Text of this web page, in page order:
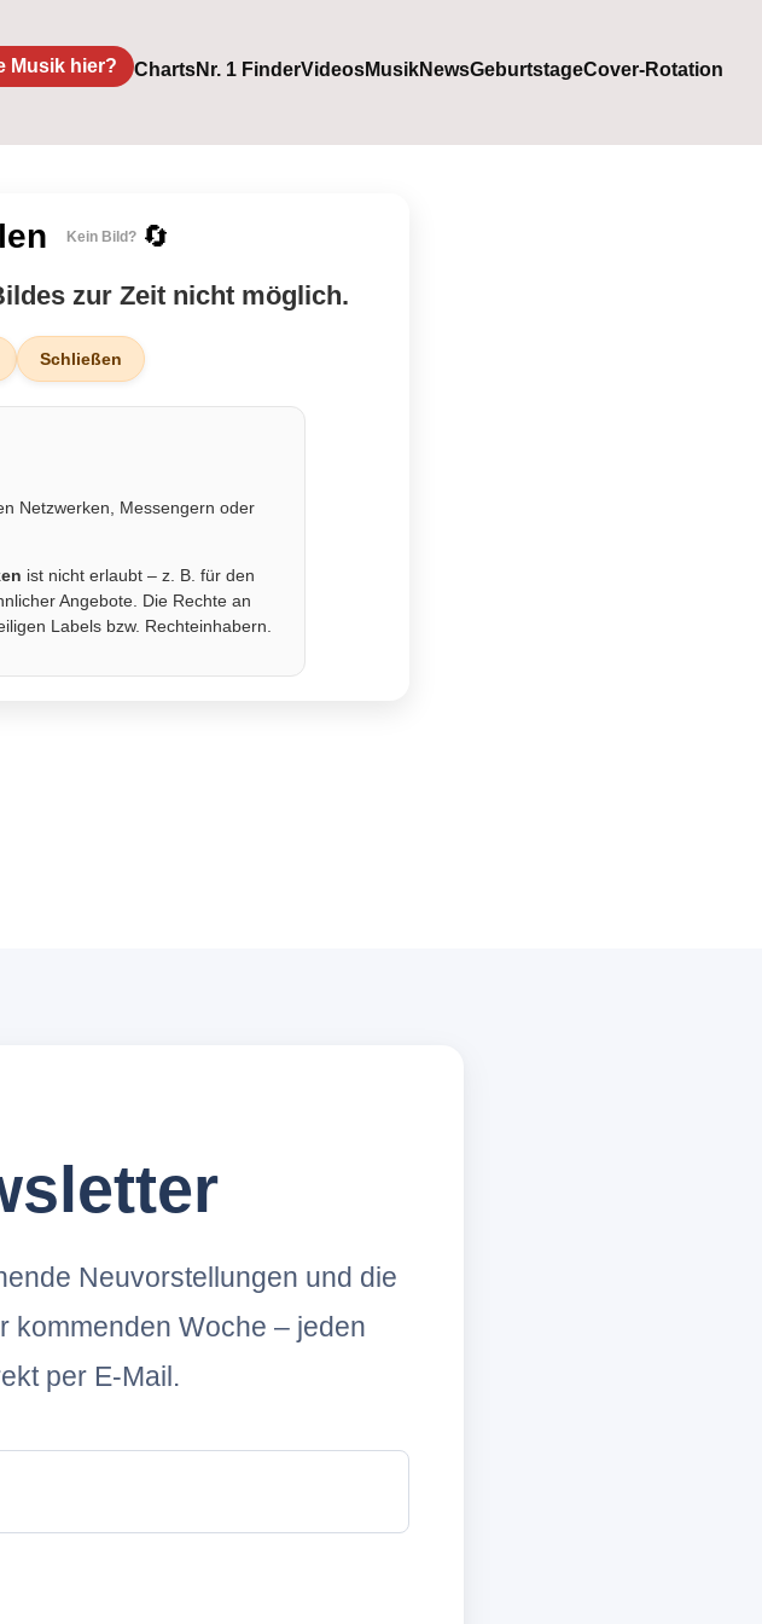
Musik hier? ChartsNr. 1 FinderVideosMusikNewsGeburtstageCover-Rotation
Kein Bild? 🔄
zur Zeit nicht möglich.
Schließen
Netzwerken, Messengern oder
ist nicht erlaubt – z. B. für den
Angebote. Die Rechte an
Labels bzw. Rechteinhabern.
Neuvorstellungen und die
kommenden Woche – jeden
per E-Mail.